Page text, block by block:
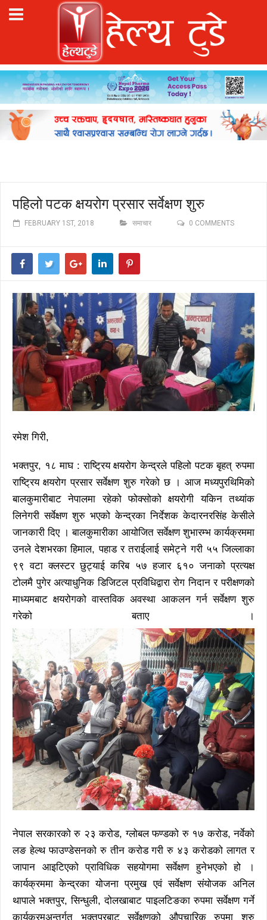
पहिलो पटक क्षयरोग प्रसार सर्वेक्षण शुरु
FEBRUARY 1ST, 2018 समाचार 0 COMMENTS
रमेश गिरी,
भक्तपुर, १८ माघ : राष्ट्रिय क्षयरोग केन्द्रले पहिलो पटक बृहत् रुपमा
राष्ट्रिय क्षयरोग प्रसार सर्वेक्षण शुरु गरेको छ । आज मध्यपुरथिमिको
बालकुमारीबाट नेपालमा रहेको फोक्सोको क्षयरोगी यकिन तथ्यांक
लिनेगरी सर्वेक्षण शुरु भएको केन्द्रका निर्देशक केदारनरसिंह केसीले
जानकारी दिए । बालकुमारीका आयोजित सर्वेक्षण शुभारम्भ कार्यक्रममा
उनले देशभरका हिमाल, पहाड र तराईलाई समेट्ने गरी ५५ जिल्लाका
९९ वटा क्लस्टर छुट्याई करिब ५७ हजार ६१० जनाको प्रत्यक्ष
टोलमै पुगेर अत्याधुनिक डिजिटल प्रविधिद्वारा रोग निदान र परीक्षणको
माध्यमबाट क्षयरोगको वास्तविक अवस्था आकलन गर्न सर्वेक्षण शुरु
गरेको बताए ।
नेपाल सरकारको रु २३ करोड, ग्लोबल फण्डको रु १७ करोड, नर्वेको
लङ हेल्थ फाउण्डेसनको रु तीन करोड गरी रु ४३ करोडको लागत र
जापान आइटिएको प्राविधिक सहयोगमा सर्वेक्षण हुनेभएको हो ।
कार्यक्रममा केन्द्रका योजना प्रमुख एवं सर्वेक्षण संयोजक अनिल
थापाले भक्तपुर, सिन्धुली, दोलखाबाट पाइलटिङका रुपमा सर्वेक्षण गर्ने
कार्यक्रमअन्तर्गत भक्तपुरबाट सर्वेक्षणको औपचारिक रुपमा शुरु